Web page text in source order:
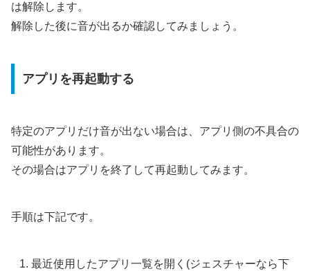
は解除します。
解除した後に音が出るか確認してみましょう。
アプリを再起動する
特定のアプリだけ音が出ない場合は、アプリ側の不具合の
可能性があります。
その場合はアプリを終了して再起動してみます。
手順は下記です。
最近使用したアプリ一覧を開く(ジェスチャーなら下